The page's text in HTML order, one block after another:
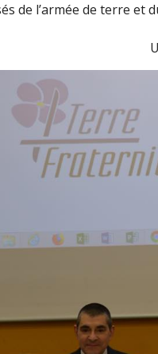
de l’armée de terre et